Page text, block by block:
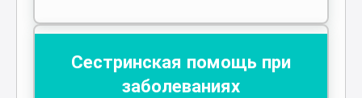
Сестринская помощь при
заболеваниях